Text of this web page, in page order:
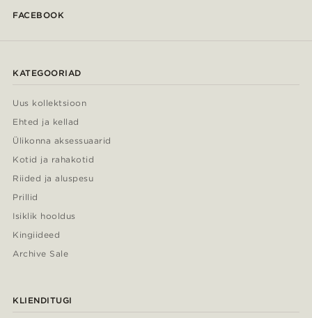
FACEBOOK
KATEGOORIAD
Uus kollektsioon
Ehted ja kellad
Ülikonna aksessuaarid
Kotid ja rahakotid
Riided ja aluspesu
Prillid
Isiklik hooldus
Kingiideed
Archive Sale
KLIENDITUGI